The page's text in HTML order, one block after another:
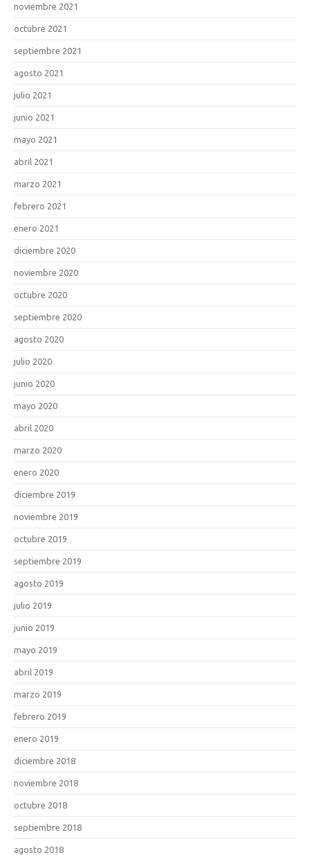
noviembre 2021
octubre 2021
septiembre 2021
agosto 2021
julio 2021
junio 2021
mayo 2021
abril 2021
marzo 2021
febrero 2021
enero 2021
diciembre 2020
noviembre 2020
octubre 2020
septiembre 2020
agosto 2020
julio 2020
junio 2020
mayo 2020
abril 2020
marzo 2020
enero 2020
diciembre 2019
noviembre 2019
octubre 2019
septiembre 2019
agosto 2019
julio 2019
junio 2019
mayo 2019
abril 2019
marzo 2019
febrero 2019
enero 2019
diciembre 2018
noviembre 2018
octubre 2018
septiembre 2018
agosto 2018